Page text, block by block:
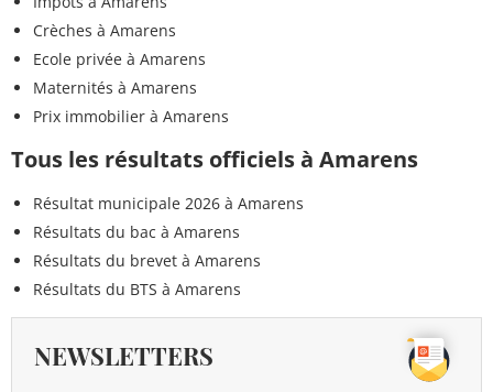
Crèches à Amarens
Ecole privée à Amarens
Maternités à Amarens
Prix immobilier à Amarens
Tous les résultats officiels à Amarens
Résultat municipale 2026 à Amarens
Résultats du bac à Amarens
Résultats du brevet à Amarens
Résultats du BTS à Amarens
NEWSLETTERS